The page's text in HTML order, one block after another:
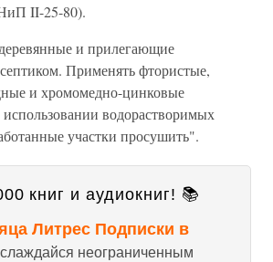
II-25-80).
и прилегающие
Применять фтористые,
и хромомедно-цинковые
водорастворимых
участки просушить".
книг и аудиокниг! 📚
Литрес Подписки в
неограниченным